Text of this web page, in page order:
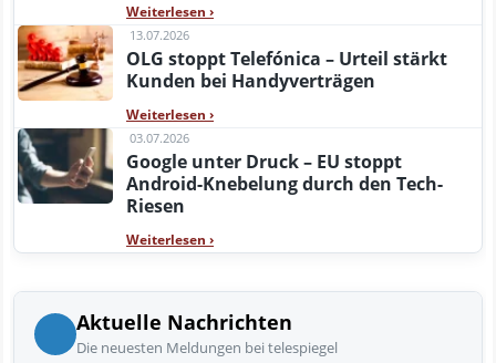
Weiterlesen ›
13.07.2026
OLG stoppt Telefónica – Urteil stärkt
Kunden bei Handyverträgen
Weiterlesen ›
03.07.2026
Google unter Druck – EU stoppt
Android-Knebelung durch den Tech-
Riesen
Weiterlesen ›
Aktuelle Nachrichten
Die neuesten Meldungen bei telespiegel